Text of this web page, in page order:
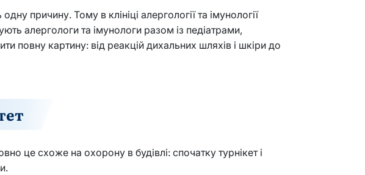
причину. Тому в клініці алергології та імунології
алергологи та імунологи разом із педіатрами,
повну картину: від реакцій дихальних шляхів і шкіри до
це схоже на охорону в будівлі: спочатку турнікет і